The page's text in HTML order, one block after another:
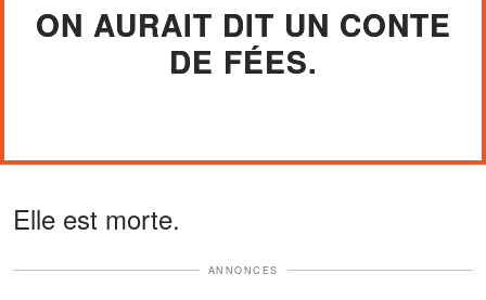
ON AURAIT DIT UN CONTE
DE FÉES.
Elle est morte.
ANNONCES